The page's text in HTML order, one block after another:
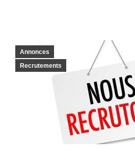
Annonces
Recrutements